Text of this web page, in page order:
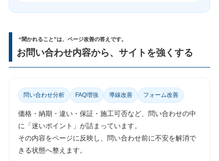
“聞かれること”は、ページ改善の答えです。
お問い合わせ内容から、サイトを強くする
問い合わせ分析 FAQ増強 導線改善 フォーム改善
価格・納期・違い・保証・施工可否など、問い合わせの中
に「迷いポイント」が詰まっています。
その内容をページに反映し、問い合わせ前に不安を解消で
きる状態へ整えます。